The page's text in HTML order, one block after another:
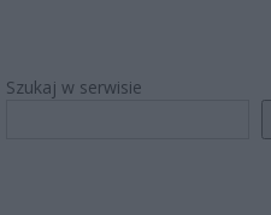
Szukaj w serwisie